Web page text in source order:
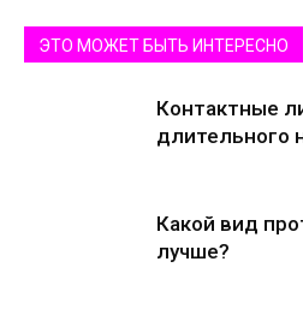
ЭТО МОЖЕТ БЫТЬ ИНТЕРЕСНО
Контактные
длительного
Какой вид
лучше?